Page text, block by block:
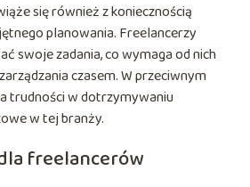
się również z koniecznością
planowania. Freelancerzy
swoje zadania, co wymaga od nich
czasem. W przeciwnym
trudności w dotrzymywaniu
w tej branży.
freelancerów